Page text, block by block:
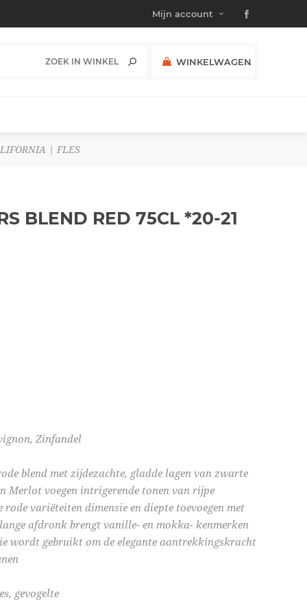
Mijn account
WINKELWAGEN
| FLES
BLEND RED 75CL *20-21
Zinfandel
blend met zijdezachte, gladde lagen van zwarte
Merlot voegen intrigerende tonen van rijpe
variëteiten dimensie en diepte toevoegen met
afdronk brengt vanille- en mokka- kenmerken
wordt gebruikt om de elegante aantrekkingskracht
gevogelte